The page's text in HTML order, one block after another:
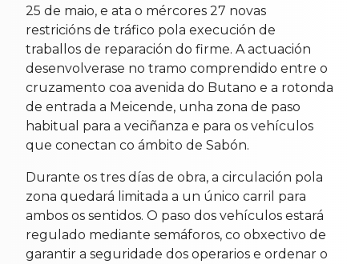
25 de maio, e ata o mércores 27 novas
restricións de tráfico pola execución de
traballos de reparación do firme. A actuación
desenvolverase no tramo comprendido entre o
cruzamento coa avenida do Butano e a rotonda
de entrada a Meicende, unha zona de paso
habitual para a veciñanza e para os vehículos
que conectan co ámbito de Sabón.
Durante os tres días de obra, a circulación pola
zona quedará limitada a un único carril para
ambos os sentidos. O paso dos vehículos estará
regulado mediante semáforos, co obxectivo de
garantir a seguridade dos operarios e ordenar o